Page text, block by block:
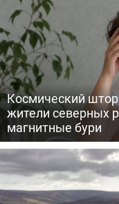
Космический
жители северных
магнитные бури